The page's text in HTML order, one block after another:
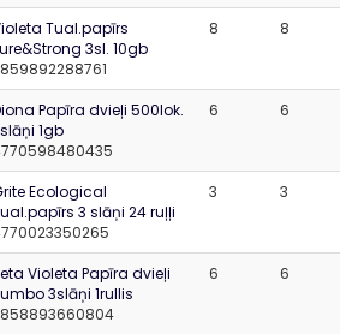
Tual.papīrs
3sl. 10gb
8 8
Papīra dvieļi 500lok.
1gb
6 6
Ecological
3 slāņi 24 ruļļi
3 3
Violeta Papīra dvieļi
3slāņi 1rullis
6 6